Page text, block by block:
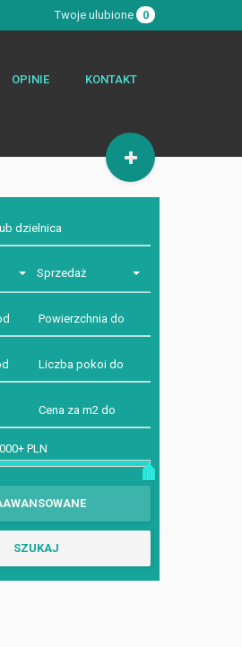
Twoje ulubione 0
OPINIE KONTAKT
Sprzedaż
PLN